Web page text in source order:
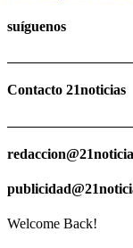
suíguenos
Contacto 21noticias
Welcome Back!